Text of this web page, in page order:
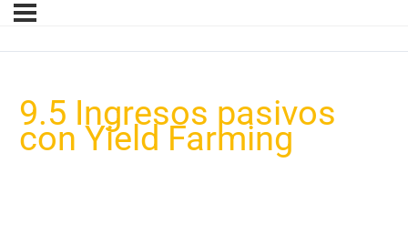
9.5 Ingresos pasivos
con Yield Farming